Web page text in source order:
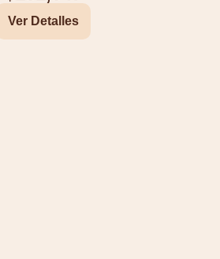
Ver Detalles